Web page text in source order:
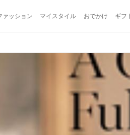
ァッション マイスタイル おでかけ ギフ